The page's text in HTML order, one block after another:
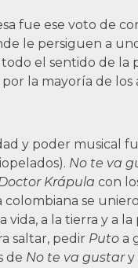
fue ese voto de
le persiguen a
el sentido de la
la mayoría de los
y poder musical
No te va
Krápula con
colombiana se
vida, a la tierra y a
saltar, pedir Puto a
de No te va gustary